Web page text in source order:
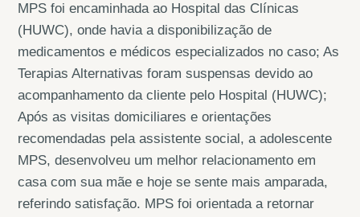
MPS foi encaminhada ao Hospital das Clínicas
(HUWC), onde havia a disponibilização de
medicamentos e médicos especializados no caso; As
Terapias Alternativas foram suspensas devido ao
acompanhamento da cliente pelo Hospital (HUWC);
Após as visitas domiciliares e orientações
recomendadas pela assistente social, a adolescente
MPS, desenvolveu um melhor relacionamento em
casa com sua mãe e hoje se sente mais amparada,
referindo satisfação. MPS foi orientada a retornar